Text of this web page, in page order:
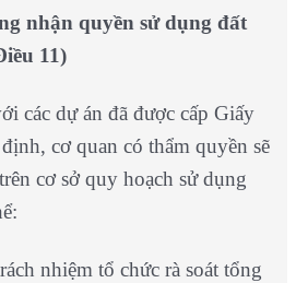
nhận quyền sử dụng đất
11)
các dự án đã được cấp Giấy
cơ quan có thẩm quyền sẽ
cơ sở quy hoạch sử dụng
nhiệm tổ chức rà soát tổng